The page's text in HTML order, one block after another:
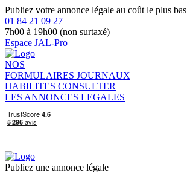
Publiez votre annonce légale au coût le plus bas
01 84 21 09 27
7h00 à 19h00 (non surtaxé)
Espace JAL-Pro
NOS
FORMULAIRES JOURNAUX
HABILITES CONSULTER
LES ANNONCES LEGALES
Publiez une annonce légale